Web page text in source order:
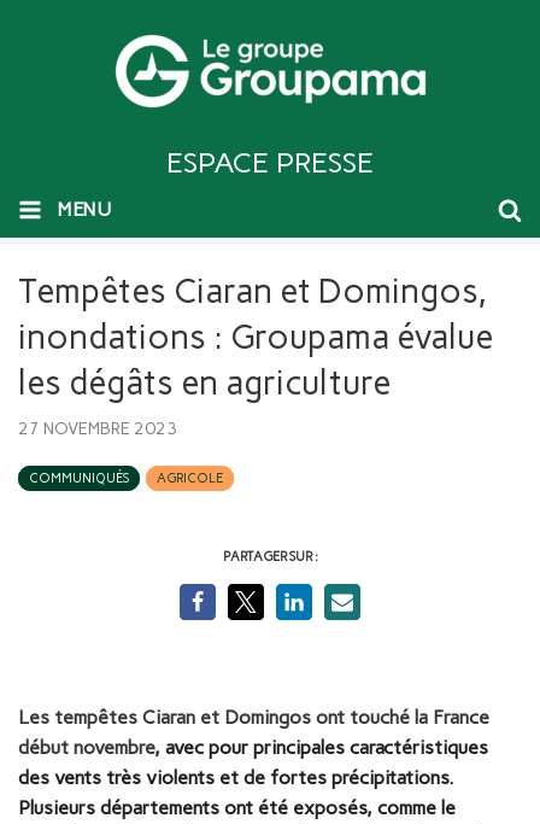
ESPACE PRESSE
MENU
Tempêtes Ciaran et Domingos,
inondations : Groupama évalue
les dégâts en agriculture
27 NOVEMBRE 2023
COMMUNIQUÉS AGRICOLE
PARTAGER SUR :
Les tempêtes Ciaran et Domingos ont touché la France
début novembre, avec pour principales caractéristiques
des vents très violents et de fortes précipitations.
Plusieurs départements ont été exposés, comme le